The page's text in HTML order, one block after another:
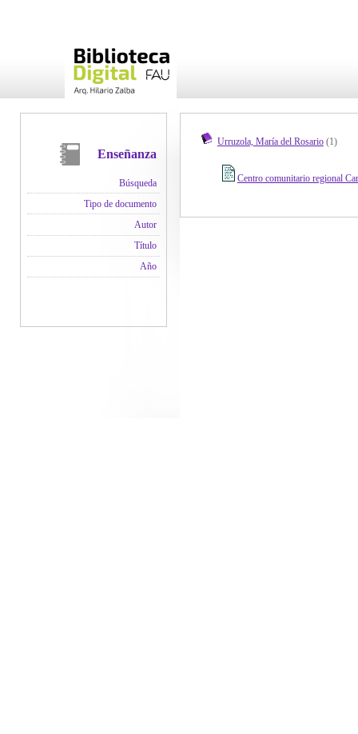
Enseñanza
Búsqueda
Tipo de documento
Autor
Título
Año
Urruzola, María del Rosario(1)
Centro comunitario regional